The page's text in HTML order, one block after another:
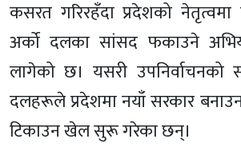
कसरत गरिरहँदा प्रदेशको
अर्को दलका सांसद फकाउने
लागेको छ। यसरी उपनिर्वाचनको
दलहरूले प्रदेशमा नयाँ सरकार
टिकाउन खेल सुरू गरेका छन्।